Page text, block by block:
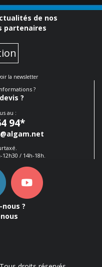
de nos
partenaires
la newsletter
?
?
au :
94*
/ 14h-18h.
?